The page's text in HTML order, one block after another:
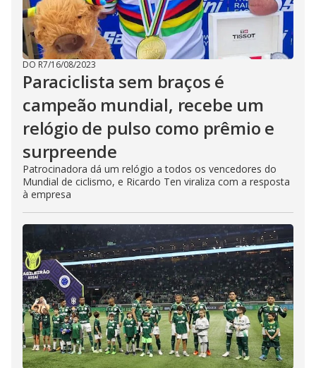
DO R7/16/08/2023
Paraciclista sem braços é
campeão mundial, recebe um
relógio de pulso como prêmio e
surpreende
Patrocinadora dá um relógio a todos os vencedores do
Mundial de ciclismo, e Ricardo Ten viraliza com a resposta
à empresa